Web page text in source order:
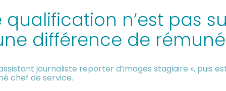
n’est pas
différence de
journaliste reporter d’images stagiaire », puis
chef de service.